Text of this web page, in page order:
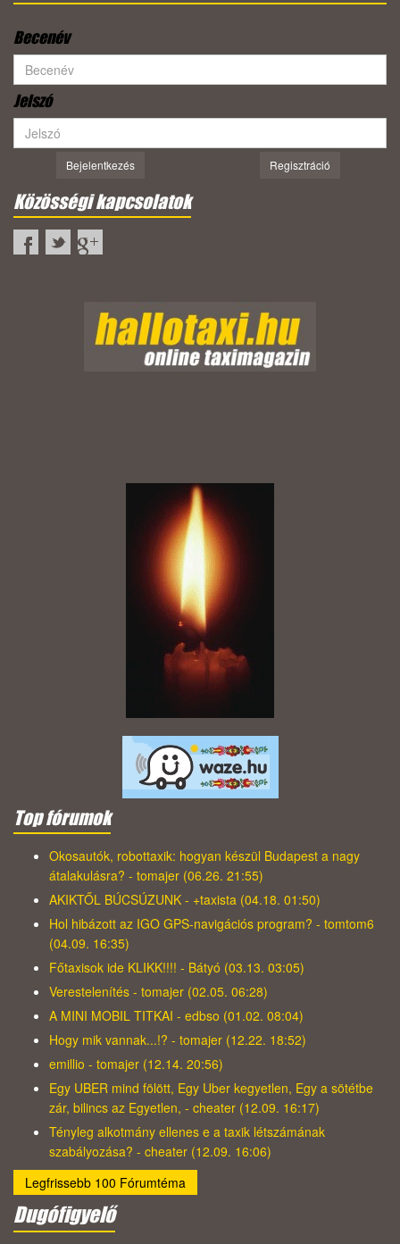
Becenév
Jelszó
Bejelentkezés Regisztráció
Közösségi kapcsolatok
Top fórumok
Okosautók, robottaxik: hogyan készül Budapest a nagy
átalakulásra? - tomajer (06.26. 21:55)
AKIKTŐL BÚCSÚZUNK - +taxista (04.18. 01:50)
Hol hibázott az IGO GPS-navigációs program? - tomtom6
(04.09. 16:35)
Főtaxisok ide KLIKK!!!! - Bátyó (03.13. 03:05)
Verestelenítés - tomajer (02.05. 06:28)
A MINI MOBIL TITKAI - edbso (01.02. 08:04)
Hogy mik vannak...!? - tomajer (12.22. 18:52)
emillio - tomajer (12.14. 20:56)
Egy UBER mind fölött, Egy Uber kegyetlen, Egy a sötétbe
zár, bilincs az Egyetlen, - cheater (12.09. 16:17)
Tényleg alkotmány ellenes e a taxik létszámának
szabályozása? - cheater (12.09. 16:06)
Legfrissebb 100 Fórumtéma
Dugófigyelő